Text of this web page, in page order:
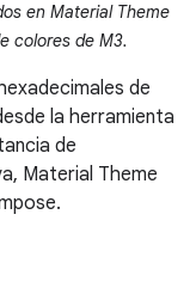
en Material Theme
colores de M3.
de
la herramienta
de
Material Theme